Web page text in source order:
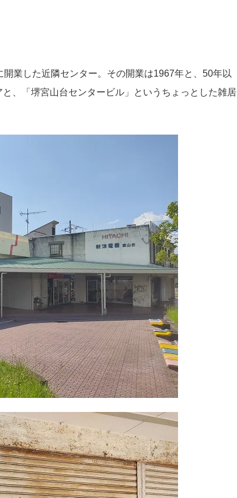
業した近隣センター。その開業は1967年と、50年以
、「堺宮山台センタービル」というちょっとした雑居